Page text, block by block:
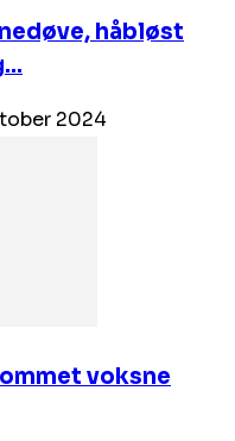
håbløst
2024
voksne